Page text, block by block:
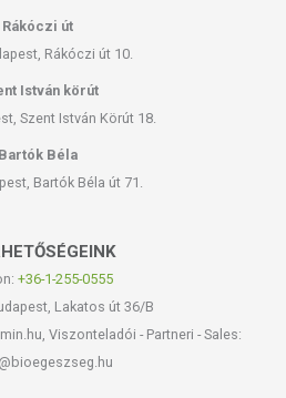
Rákóczi út
Rákóczi út 10.
István körút
Szent István Körút 18.
Bartók Béla
Bartók Béla út 71.
+36-1-255-0555
Lakatos út 36/B
Viszonteladói - Partneri - Sales: